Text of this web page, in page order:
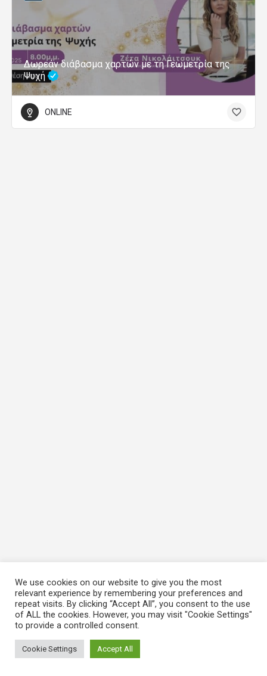
Δωρεάν διάβασμα χαρτών με τη Γεωμετρία της
Ψυχή
ONLINE
We use cookies on our website to give you the most
relevant experience by remembering your preferences and
repeat visits. By clicking “Accept All”, you consent to the use
of ALL the cookies. However, you may visit "Cookie Settings"
to provide a controlled consent.
Cookie Settings Accept All